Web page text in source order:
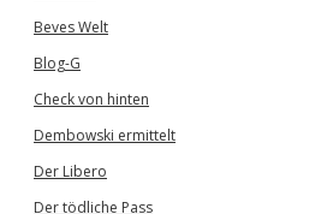
Beves Welt
Blog-G
Check von hinten
Dembowski ermittelt
Der Libero
Der tödliche Pass